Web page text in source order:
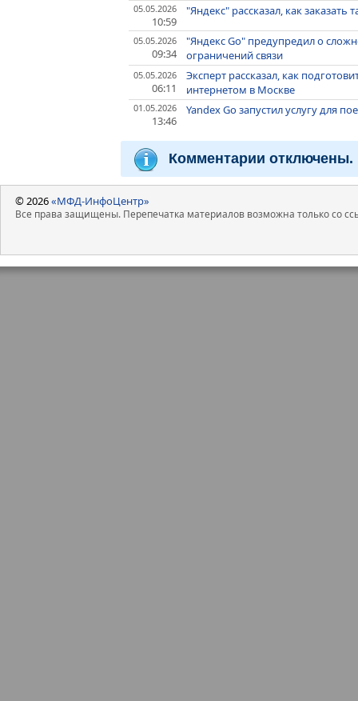
05.05.2026
10:59
"Яндекс" рассказал, как
05.05.2026
09:34
"Яндекс Go" предупредил о
ограничений связи
05.05.2026
06:11
Эксперт рассказал, как
интернетом в Москве
01.05.2026
13:46
Yandex Go запустил услугу для
Комментарии отключены.
© 2026«МФД-ИнфоЦентр»
Все права защищены. Перепечатка материалов возможна только со